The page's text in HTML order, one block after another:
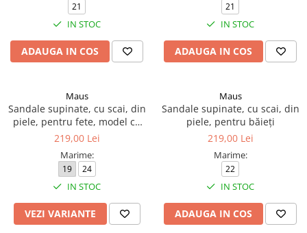
21
IN STOC
ADAUGA IN COS
21
IN STOC
ADAUGA IN COS
Maus
Sandale supinate, cu scai, din
piele, pentru fete, model cu
floare
219,00 Lei
Marime:
19 24
IN STOC
VEZI VARIANTE
Maus
Sandale supinate, cu scai, din
piele, pentru băieți
219,00 Lei
Marime:
22
IN STOC
ADAUGA IN COS